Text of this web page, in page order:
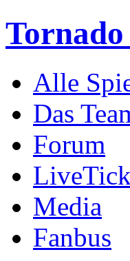
Alle
Das
Forum
Media
Fanbus